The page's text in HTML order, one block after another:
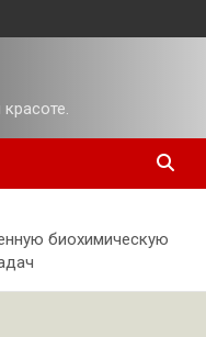
биохимическую